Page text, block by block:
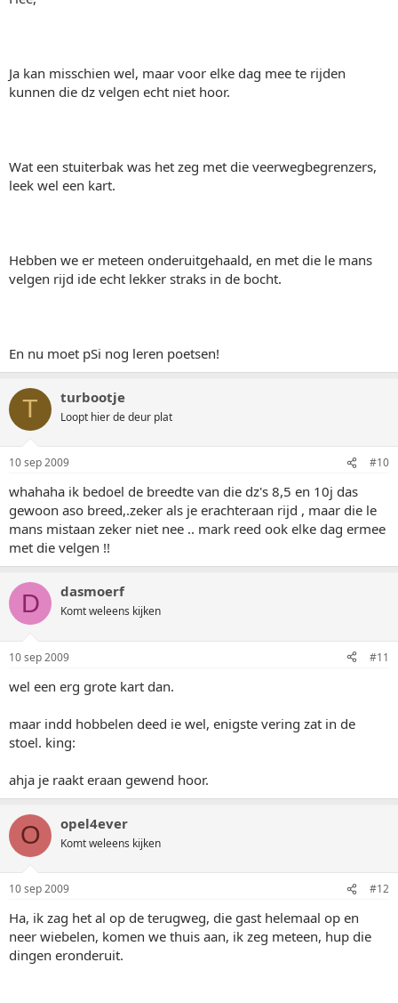
Ja kan misschien wel, maar voor elke dag mee te rijden
kunnen die dz velgen echt niet hoor.
Wat een stuiterbak was het zeg met die veerwegbegrenzers,
leek wel een kart.
Hebben we er meteen onderuitgehaald, en met die le mans
velgen rijd ide echt lekker straks in de bocht.
En nu moet pSi nog leren poetsen!
T turbootje
Loopt hier de deur plat
10 sep 2009 #10
whahaha ik bedoel de breedte van die dz's 8,5 en 10j das
gewoon aso breed,.zeker als je erachteraan rijd , maar die le
mans mistaan zeker niet nee .. mark reed ook elke dag ermee
met die velgen !!
D dasmoerf
Komt weleens kijken
10 sep 2009 #11
wel een erg grote kart dan.
maar indd hobbelen deed ie wel, enigste vering zat in de
stoel. king:
ahja je raakt eraan gewend hoor.
O opel4ever
Komt weleens kijken
10 sep 2009 #12
Ha, ik zag het al op de terugweg, die gast helemaal op en
neer wiebelen, komen we thuis aan, ik zeg meteen, hup die
dingen eronderuit.